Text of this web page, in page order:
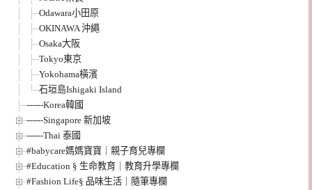
Odawara小田原
OKINAWA 沖繩
Osaka大阪
Tokyo東京
Yokohama橫濱
石垣島Ishigaki Island
------Korea韓國
------Singapore 新加坡
------Thai 泰國
#babycare媽媽寶寶｜親子育兒專欄
#Education § 生命教育｜教育升學專欄
#Fashion Life§ 品味生活｜隨筆專欄